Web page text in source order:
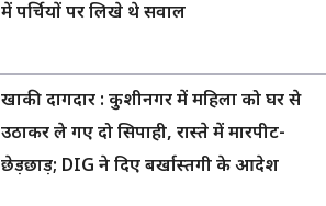
में पर्चियों पर लिखे थे सवाल
खाकी दागदार : कुशीनगर में महिला को घर से
उठाकर ले गए दो सिपाही, रास्ते में मारपीट-
छेड़छाड़; DIG ने दिए बर्खास्तगी के आदेश